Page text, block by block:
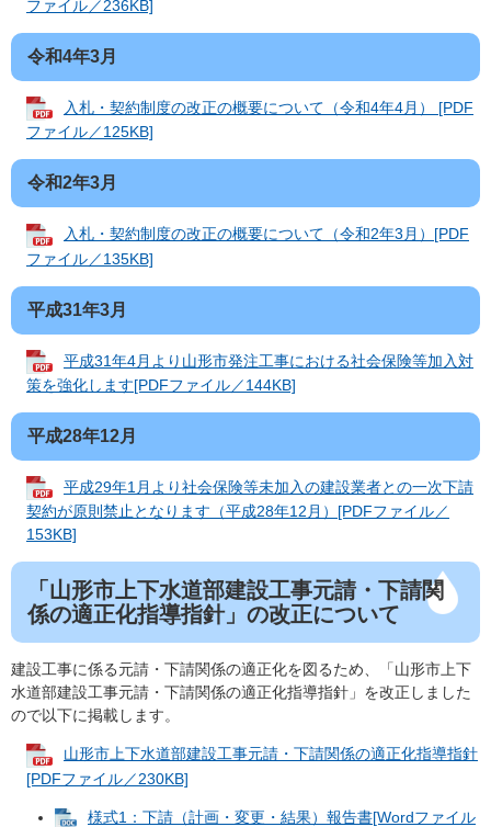
ファイル／236KB]
令和4年3月
入札・契約制度の改正の概要について（令和4年4月） [PDF
ファイル／125KB]
令和2年3月
入札・契約制度の改正の概要について（令和2年3月）[PDF
ファイル／135KB]
平成31年3月
平成31年4月より山形市発注工事における社会保険等加入対
策を強化します[PDFファイル／144KB]
平成28年12月
平成29年1月より社会保険等未加入の建設業者との一次下請
契約が原則禁止となります（平成28年12月）[PDFファイル／
153KB]
「山形市上下水道部建設工事元請・下請関
係の適正化指導指針」の改正について
建設工事に係る元請・下請関係の適正化を図るため、「山形市上下
水道部建設工事元請・下請関係の適正化指導指針」を改正しました
ので以下に掲載します。
山形市上下水道部建設工事元請・下請関係の適正化指導指針
[PDFファイル／230KB]
様式1：下請（計画・変更・結果）報告書[Wordファイル